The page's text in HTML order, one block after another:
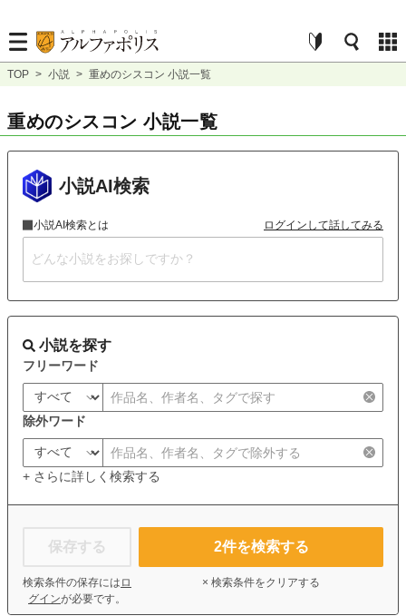
TOP > 小説 > 重めのシスコン 小説一覧
重めのシスコン 小説一覧
小説AI検索
小説AI検索とは ログインして話してみる
小説を探す
フリーワード
除外ワード
+ さらに詳しく検索する
保存する
検索条件の保存には ロ
グインが必要です。
2件を検索する
× 検索条件をクリアする